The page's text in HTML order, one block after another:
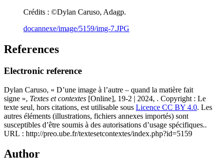
Crédits : ©Dylan Caruso, Adagp.
docannexe/image/5159/img-7.JPG
References
Electronic reference
Dylan Caruso, « D’une image à l’autre – quand la matière fait
signe », Textes et contextes [Online], 19-2 | 2024, . Copyright : Le
texte seul, hors citations, est utilisable sous Licence CC BY 4.0. Les
autres éléments (illustrations, fichiers annexes importés) sont
susceptibles d’être soumis à des autorisations d’usage spécifiques..
URL : http://preo.ube.fr/textesetcontextes/index.php?id=5159
Author